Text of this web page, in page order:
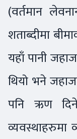
(वर्तमान
शताब्दीमा
यहाँ पानी
थियो भने
पनि ऋण
व्यवस्थाहरुमा